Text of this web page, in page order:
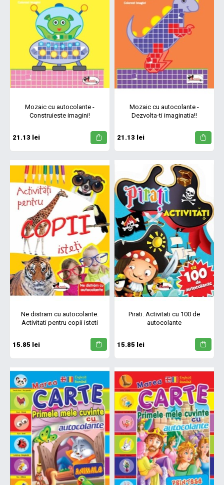
Mozaic cu autocolante -
Construieste imagini!
21.13 lei
Mozaic cu autocolante -
Dezvolta-ti imaginatia!!
21.13 lei
Ne distram cu autocolante.
Activitati pentru copii isteti
15.85 lei
Pirati. Activitati cu 100 de
autocolante
15.85 lei